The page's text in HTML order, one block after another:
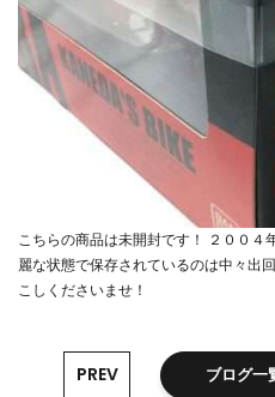
こちらの商品は未開封です！ ２００
麗な状態で保存されているのは中々出
こしくださいませ！
PREV ブログ一